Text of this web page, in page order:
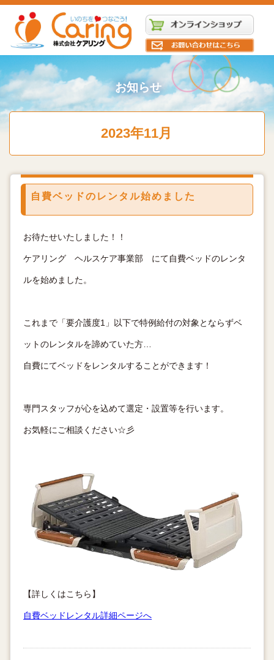
お知らせ
2023年11月
自費ベッドのレンタル始めました
お待たせいたしました！！
ケアリング ヘルスケア事業部 にて自費ベッドのレンタ
ルを始めました。
これまで「要介護度1」以下で特例給付の対象とならずベ
ットのレンタルを諦めていた方…
自費にてベッドをレンタルすることができます！
専門スタッフが心を込めて選定・設置等を行います。
お気軽にご相談ください☆彡
【詳しくはこちら】
自費ベッドレンタル詳細ページへ